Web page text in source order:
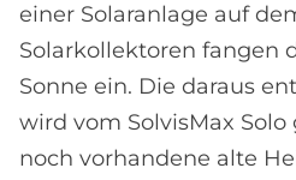
einer Solaranlage auf
Solarkollektoren fangen
Sonne ein. Die daraus
wird vom SolvisMax
noch vorhandene alte